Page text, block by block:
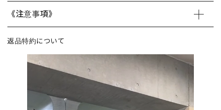
《注意事項》
返品特約について